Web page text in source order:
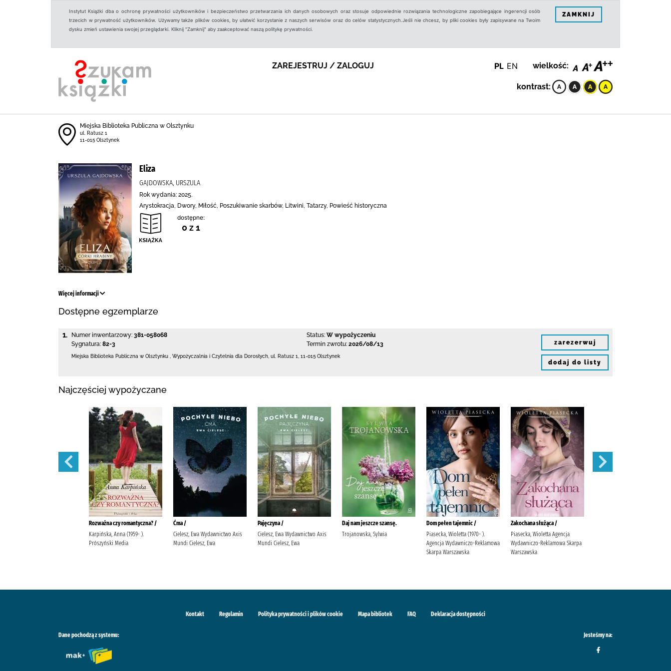
Instytut Książki dba o ochronę prywatności użytkowników i bezpieczeństwo przetwarzania ich danych osobowych oraz stosuje odpowiednie rozwiązania technologiczne zapobiegające ingerencji osób
trzecich w prywatność użytkowników. Używamy także plików cookies, by ułatwić korzystanie z naszych serwisów oraz do celów statystycznych.Jeśli nie chcesz, by pliki cookies były zapisywane na Twoim
dysku zmień ustawienia swojej przeglądarki. Kliknij "Zamknij" aby zaakceptować naszą politykę prywatności.
ZAMKNIJ
ZAREJESTRUJ / ZALOGUJ PL EN wielkość:
kontrast:
Miejska Biblioteka Publiczna w Olsztynku
ul. Ratusz 1
11-015 Olsztynek
Eliza
GAJDOWSKA, URSZULA
Rok wydania: 2025.
Arystokracja, Dwory, Miłość, Poszukiwanie skarbów, Litwini, Tatarzy, Powieść historyczna
dostępne:
0 z 1
Więcej informacji
Dostępne egzemplarze
1. Numer inwentarzowy: 381-058068
Sygnatura: 82-3
Status: W wypożyczeniu
Termin zwrotu: 2026/08/13
Miejska Biblioteka Publiczna w Olsztynku Wypożyczalnia i Czytelnia dla Dorosłych, ul. Ratusz 1 11-015 Olsztynek
zarezerwuj
dodaj do listy
Najczęściej wypożyczane
Rozważna czy romantyczna? /
Karpińska, Anna (1959- ).
Prószyński Media
Ćma /
Cielesz, Ewa Wydawnictwo Axis
Mundi Cielesz, Ewa
Pajęczyna /
Cielesz, Ewa Wydawnictwo Axis
Mundi Cielesz, Ewa
Daj nam jeszcze szansę.
Trojanowska, Sylwia
Dom pełen tajemnic /
Piasecka, Wioletta (1970- ).
Agencja Wydawniczo-Reklamowa
Skarpa Warszawska
Zakochana służąca /
Piasecka, Wioletta Agencja
Wydawniczo-Reklamowa Skarpa
Warszawska
Kontakt Regulamin Polityka prywatności i plików cookie Mapa bibliotek FAQ Deklaracja dostępności
Dane pochodzą z systemu: Jesteśmy na: